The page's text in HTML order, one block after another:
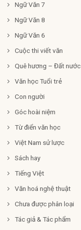
Ngữ Văn 7
Ngữ Văn 8
Ngữ Văn 6
Cuộc thi viết văn
Quê hương – Đất nước
Văn học Tuổi trẻ
Con người
Góc hoài niệm
Từ điển văn học
Việt Nam sử lược
Sách hay
Tiếng Việt
Văn hoá nghệ thuật
Chưa được phân loại
Tác giả & Tác phẩm